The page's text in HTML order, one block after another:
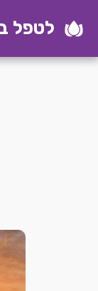
לטפל